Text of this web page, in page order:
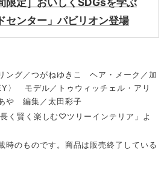
センター」パビリオン登場
ング／つがねゆきこ ヘア・メーク／加
〉 モデル／トゥウィッチェル・アリ
や 編集／太田彩子
く賢く楽しむ♡ツリーインテリア」よ
時のものです。商品は販売終了している